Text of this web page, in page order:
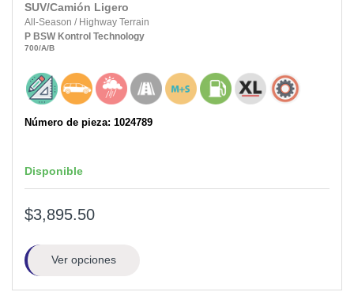
SUV/Camión Ligero
All-Season / Highway Terrain
P BSW Kontrol Technology
700/A/B
Número de pieza: 1024789
Disponible
$3,895.50
Ver opciones